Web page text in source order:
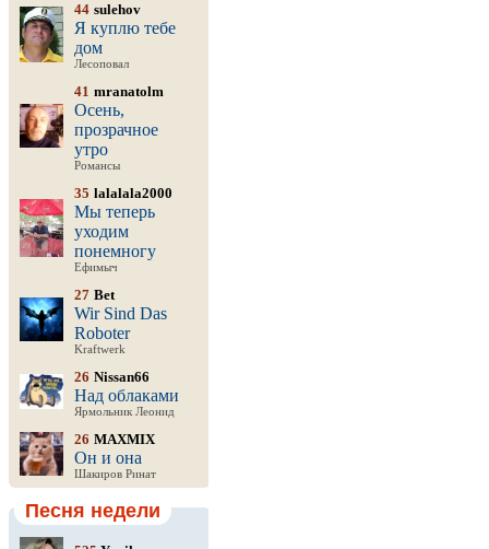
44 sulehov
Я куплю тебе
дом
Лесоповал
41 mranatolm
Осень,
прозрачное
утро
Романсы
35 lalalala2000
Мы теперь
уходим
понемногу
Ефимыч
27 Bet
Wir Sind Das
Roboter
Kraftwerk
26 Nissan66
Над облаками
Ярмольник Леонид
26 MAXMIX
Он и она
Шакиров Ринат
Песня недели